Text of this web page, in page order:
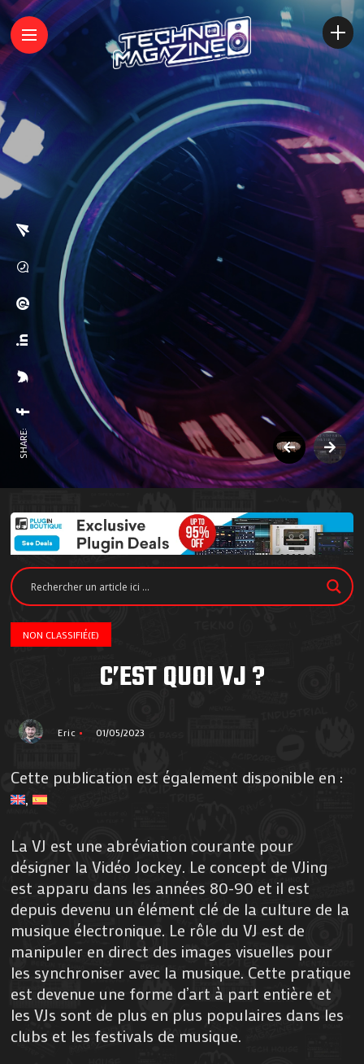
SHARE:
NON CLASSIFIÉ(E)
C’EST QUOI VJ ?
Eric 01/05/2023
Cette publication est également disponible en :
La VJ est une abréviation courante pour
désigner la Vidéo Jockey. Le concept de VJing
est apparu dans les années 80-90 et il est
depuis devenu un élément clé de la culture de la
musique électronique. Le rôle du VJ est de
manipuler en direct des images visuelles pour
les synchroniser avec la musique. Cette pratique
est devenue une forme d’art à part entière et
les VJs sont de plus en plus populaires dans les
clubs et les festivals de musique.